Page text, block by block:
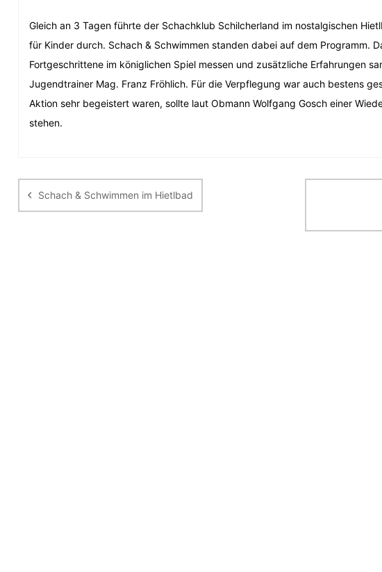
Gleich an 3 Tagen führte der Schachklub Schilcherland im nostalgischen
für Kinder durch. Schach & Schwimmen standen dabei auf dem Programm.
Fortgeschrittene im königlichen Spiel messen und zusätzliche Erfahrungen
Jugendtrainer Mag. Franz Fröhlich. Für die Verpflegung war auch bestens
Aktion sehr begeistert waren, sollte laut Obmann Wolfgang Gosch einer
stehen.
Schach & Schwimmen im Hietlbad